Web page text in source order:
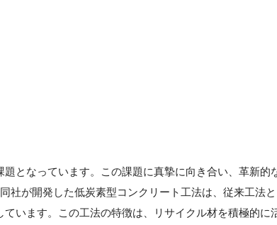
となっています。この課題に真摯に向き合い、革新的
社が開発した低炭素型コンクリート工法は、従来工法と
います。この工法の特徴は、リサイクル材を積極的に